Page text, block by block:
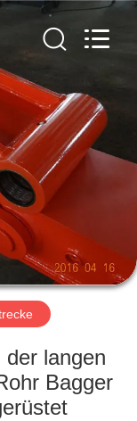
der langen
Bagger